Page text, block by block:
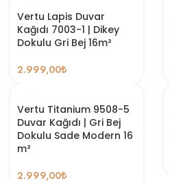
Vertu Lapis Duvar
Kağıdı 7003-1 | Dikey
Dokulu Gri Bej 16m²
2.999,00₺
Vertu Titanium 9508-5
Duvar Kağıdı | Gri Bej
Dokulu Sade Modern 16
m²
2.999,00₺